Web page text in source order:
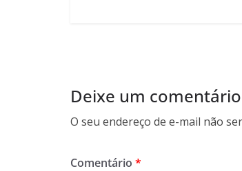
Deixe um comentário
O seu endereço de e-mail não
Comentário *